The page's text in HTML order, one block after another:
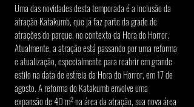
Uma das novidades desta temporada é a inclusão da
atração Katakumb, que já faz parte da grade de
atrações do parque, no contexto da Hora do Horror.
Atualmente, a atração está passando por uma reforma
e atualização, especialmente para reabrir em grande
estilo na data de estreia da Hora do Horror, em 17 de
agosto. A reforma do Katakumb envolve uma
expansão de 40 m² na área da atração, sua nova área